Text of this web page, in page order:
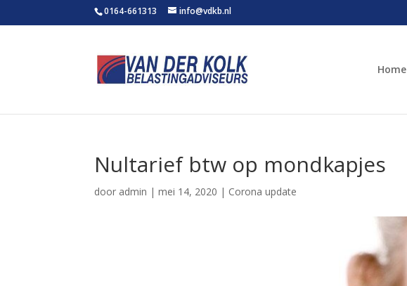
0164-661313 info@vdkb.nl
Home
Nultarief btw op mondkapjes
door admin |mei 14, 2020 | Corona update